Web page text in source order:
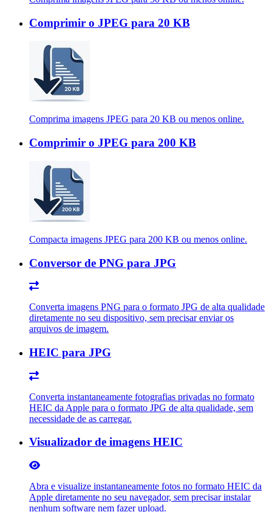
Comprimir o JPEG para 20 KB
Comprima imagens JPEG para 20 KB ou menos online.
Comprimir o JPEG para 200 KB
Compacta imagens JPEG para 200 KB ou menos online.
Conversor de PNG para JPG
Converta imagens PNG para o formato JPG de alta qualidade
diretamente no seu dispositivo, sem precisar enviar os
arquivos de imagem.
HEIC para JPG
Converta instantaneamente fotografias privadas no formato
HEIC da Apple para o formato JPG de alta qualidade, sem
necessidade de as carregar.
Visualizador de imagens HEIC
Abra e visualize instantaneamente fotos no formato HEIC da
Apple diretamente no seu navegador, sem precisar instalar
nenhum software nem fazer upload.